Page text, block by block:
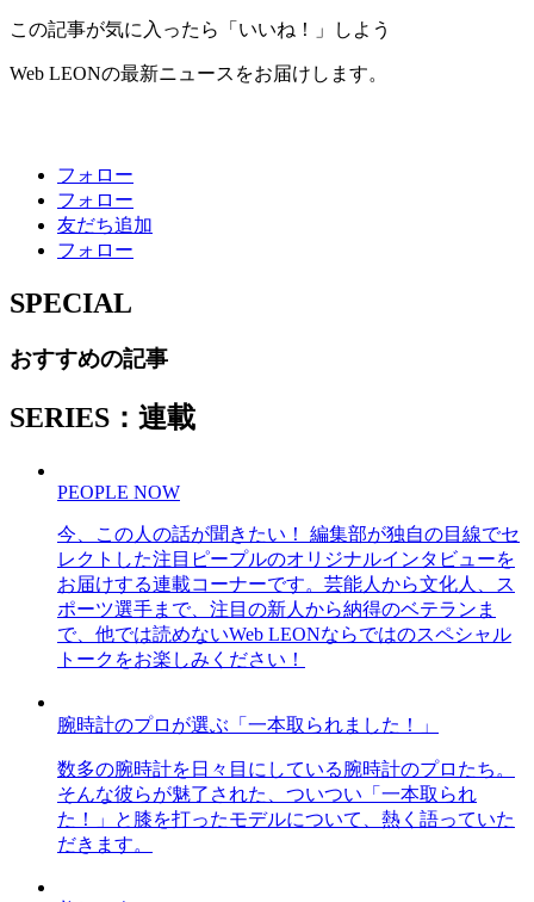
この記事が気に入ったら「いいね！」しよう
Web LEONの最新ニュースをお届けします。
フォロー
フォロー
友だち追加
フォロー
SPECIAL
おすすめの記事
SERIES：連載
PEOPLE NOW
今、この人の話が聞きたい！ 編集部が独自の目線でセ
レクトした注目ピープルのオリジナルインタビューを
お届けする連載コーナーです。芸能人から文化人、ス
ポーツ選手まで、注目の新人から納得のベテランま
で、他では読めないWeb LEONならではのスペシャル
トークをお楽しみください！
腕時計のプロが選ぶ「一本取られました！」
数多の腕時計を日々目にしている腕時計のプロたち。
そんな彼らが魅了された、ついつい「一本取られ
た！」と膝を打ったモデルについて、熱く語っていた
だきます。